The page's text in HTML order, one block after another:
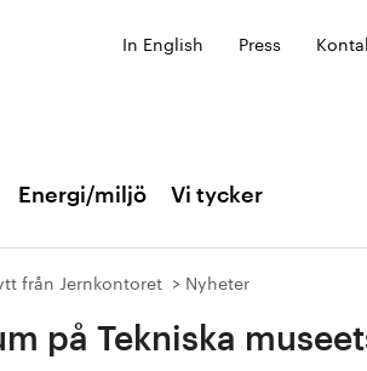
In English Press
Energi/miljö Vi tycker
från Jernkontoret Nyheter
på Tekniska